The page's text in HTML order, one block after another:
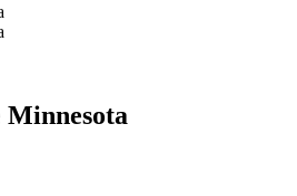
Minnesota